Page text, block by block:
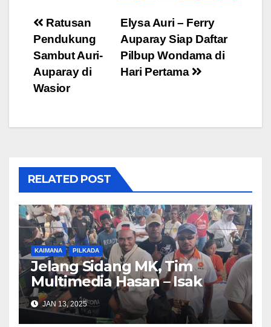
Post
navigation
Elysa Auri – Ferry
Auparay Siap Daftar
Pilbup Wondama di
Hari Pertama
Ratusan
Pendukung
Sambut Auri-
Auparay di
Wasior
RELATED POST
KAIMANA PILKADA
Jelang Sidang MK, Tim
Multimedia Hasan – Isak
Imbau Pemuda Jaga
Kaimana Tetap Aman dan
JAN 13, 2025